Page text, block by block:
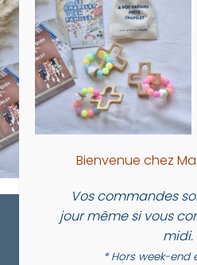
Bienvenue chez
Vos commandes
jour même si vous
midi.
* Hors week-end